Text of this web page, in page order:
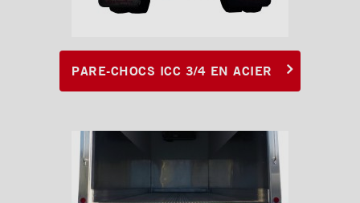
PARE-CHOCS ICC 3/4 EN ACIER